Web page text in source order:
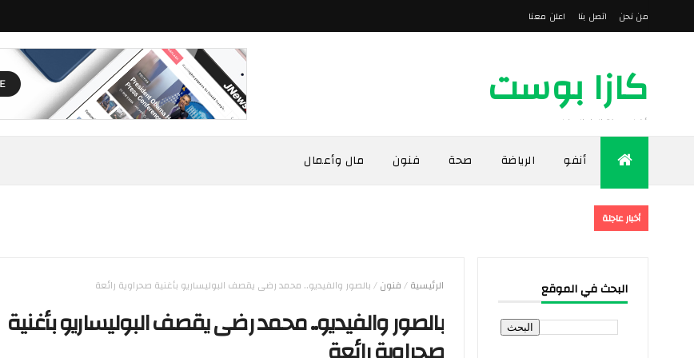
من نحن اتصل بنا اعلن معنا
كازا بوست
أخبار مدينة الدار البيضاء
أنفو الرياضة صحة فنون مال وأعمال
أخبار عاجلة
البحث في الموقع الرئيسية/فنون/بالصور والفيديو.. محمد رضى يقصف البوليساريو بأغنية صحراوية رائعة
بالصور والفيديو.. محمد رضى يقصف البوليساريو بأغنية